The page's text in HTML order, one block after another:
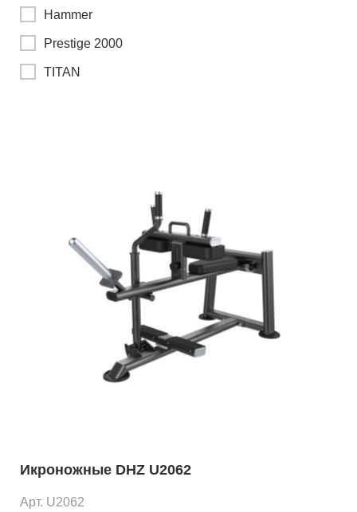
Hammer
Prestige 2000
TITAN
Икроножные DHZ U2062
Арт. U2062